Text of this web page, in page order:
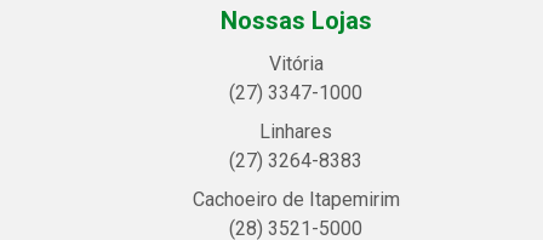
Nossas Lojas
Vitória
(27) 3347-1000
Linhares
(27) 3264-8383
Cachoeiro de Itapemirim
(28) 3521-5000